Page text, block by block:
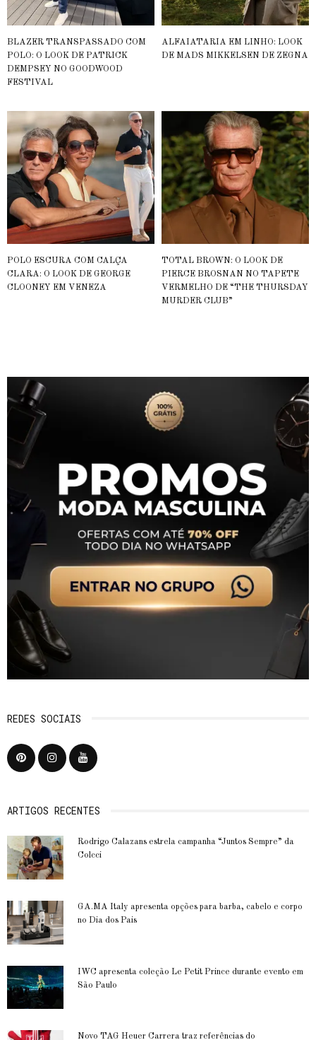
BLAZER TRANSPASSADO COM
POLO: O LOOK DE PATRICK
DEMPSEY NO GOODWOOD
FESTIVAL
ALFAIATARIA EM LINHO: LOOK
DE MADS MIKKELSEN DE ZEGNA
POLO ESCURA COM CALÇA
CLARA: O LOOK DE GEORGE
CLOONEY EM VENEZA
TOTAL BROWN: O LOOK DE
PIERCE BROSNAN NO TAPETE
VERMELHO DE “THE THURSDAY
MURDER CLUB”
REDES SOCIAIS
ARTIGOS RECENTES
Rodrigo Calazans estrela campanha “Juntos Sempre” da
Colcci
GA.MA Italy apresenta opções para barba, cabelo e corpo
no Dia dos Pais
IWC apresenta coleção Le Petit Prince durante evento em
São Paulo
Novo TAG Heuer Carrera traz referências do